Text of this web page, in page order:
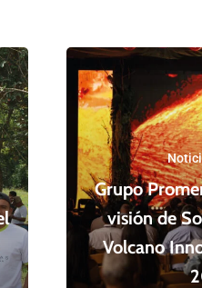
Grupo
visión de
Volcano